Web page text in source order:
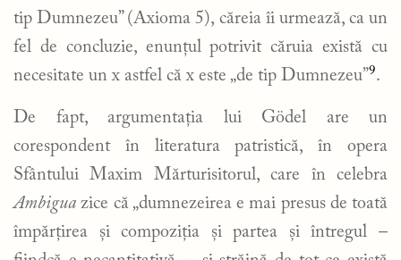
tip Dumnezeu” (Axioma 5), căreia îi urmează, ca un
fel de concluzie, enunțul potrivit căruia există cu
necesitate un x astfel că x este „de tip Dumnezeu”9.
De fapt, argumentația lui Gödel are un
corespondent în literatura patristică, în opera
Sfântului Maxim Mărturisitorul, care în celebra
Ambiguazice că „dumnezeirea e mai presus de toată
împărțirea și compoziția și partea și întregul –